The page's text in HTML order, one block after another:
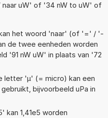
naar uW' of '34 nW to uW' of
het woord 'naar' (of '=' / '-
de twee eenheden worden
'91 nW uW' in plaats van '72
letter 'µ' (= micro) kan een
bijvoorbeeld uPa in
kan 1,41e5 worden